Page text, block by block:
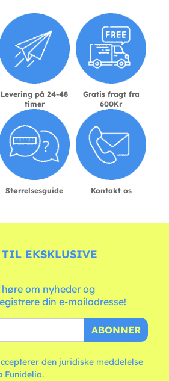
Levering på 24-48
timer
Gratis fragt fra
600Kr
Størrelsesguide Kontakt os
TIL EKSKLUSIVE
om nyheder og
din e-mailadresse!
ABONNER
den juridiske meddelelse
Funidelia.